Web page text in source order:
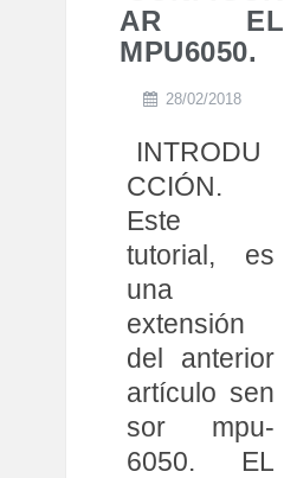
AR EL
MPU6050.
28/02/2018
INTRODU
CCIÓN.
Este
tutorial, es
una
extensión
del anterior
artículo sen
sor mpu-
6050. EL